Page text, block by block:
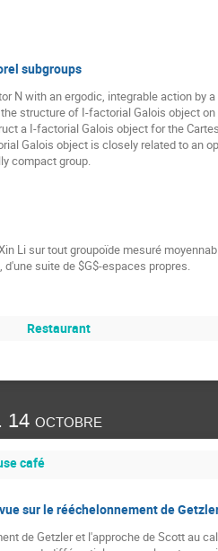
subgroups
with an ergodic, integrable action by
structure of I-factorial Galois object
a I-factorial Galois object for the
Galois object is closely related to an
compact group.
Li sur tout groupoïde mesuré
suite de $G$-espaces propres.
Restaurant
14 octobre
café
sur le rééchelonnement de
de Getzler et l'approche de Scott au